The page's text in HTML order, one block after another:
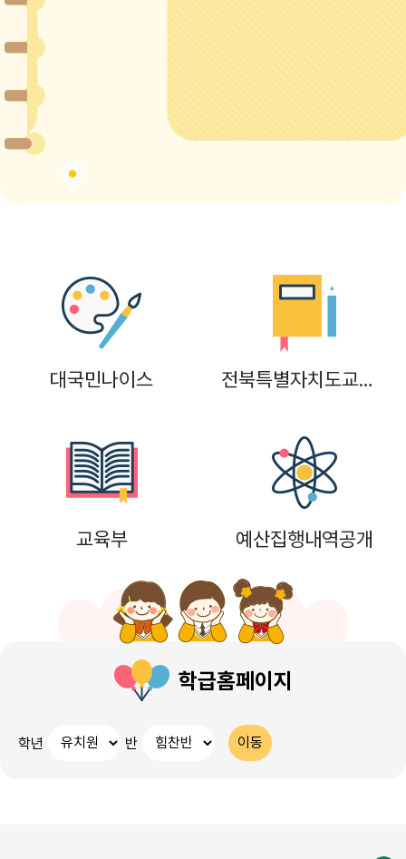
대국민나이스 전북특별자치도교육청
교육부 예산집행내역공개
학급홈페이지
학년 반